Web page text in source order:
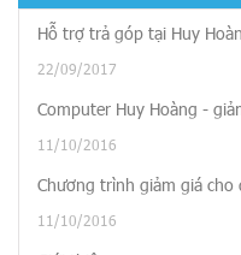
Hỗ trợ trả góp tại Huy
22/09/2017
Computer Huy Hoàng -
11/10/2016
Chương trình giảm giá cho
11/10/2016